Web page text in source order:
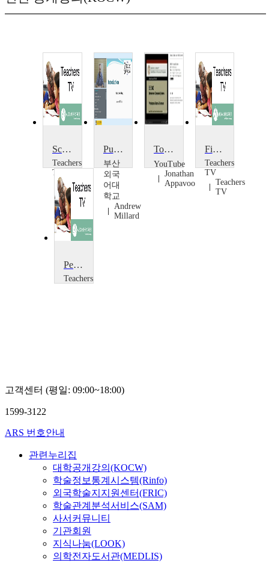
School Improvement: Public Relations
Teachers
TV
Teachers
TV
Public Speaking
부산
외국
어대
학교
Andrew
Millard
Towards a Global Scale Public Computer
YouTube
Jonathan
Appavoo
Finance
Teachers
TV
Teachers
TV
Personal Finance Education: The School Disco
Teachers
고객센터 (평일: 09:00~18:00)
1599-3122
ARS 번호안내
관련누리집
대학공개강의(KOCW)
학술정보통계시스템(Rinfo)
외국학술지지원센터(FRIC)
학술관계분석서비스(SAM)
사서커뮤니티
기관회원
지식나눔(LOOK)
의학전자도서관(MEDLIS)